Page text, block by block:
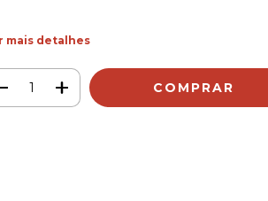
mais detalhes